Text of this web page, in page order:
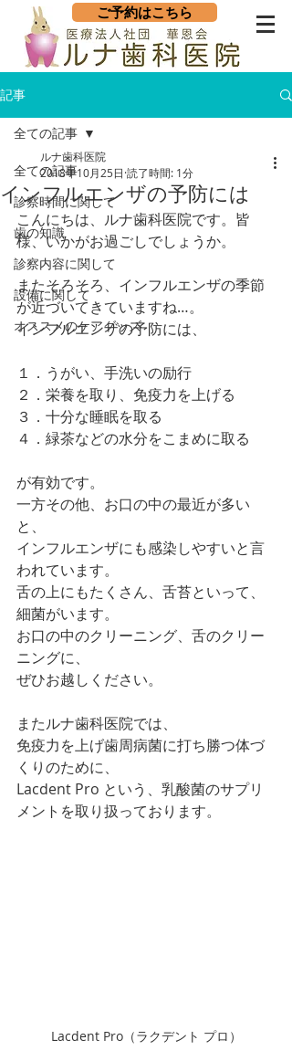
ご予約はこちら
記事
全ての記事
診察時間に関して
歯の知識
診察内容に関して
設備に関して
オススメのケアグッズ
全ての記事
インフルエンザの予防には
ルナ歯科医院
2018年10月25日 読了時間: 1分
こんにちは、ルナ歯科医院です。皆
様、いかがお過ごしでしょうか。
またそろそろ、インフルエンザの季節
が近づいてきていますね…。
インフルエンザの予防には、
１．うがい、手洗いの励行
２．栄養を取り、免疫力を上げる
３．十分な睡眠を取る
４．緑茶などの水分をこまめに取る
が有効です。
一方その他、お口の中の最近が多い
と、
インフルエンザにも感染しやすいと言
われています。
舌の上にもたくさん、舌苔といって、
細菌がいます。
お口の中のクリーニング、舌のクリー
ニングに、
ぜひお越しください。
またルナ歯科医院では、
免疫力を上げ歯周病菌に打ち勝つ体づ
くりのために、
Lacdent Pro という、乳酸菌のサプリ
メントを取り扱っております。
Lacdent Pro（ラクデント プロ）